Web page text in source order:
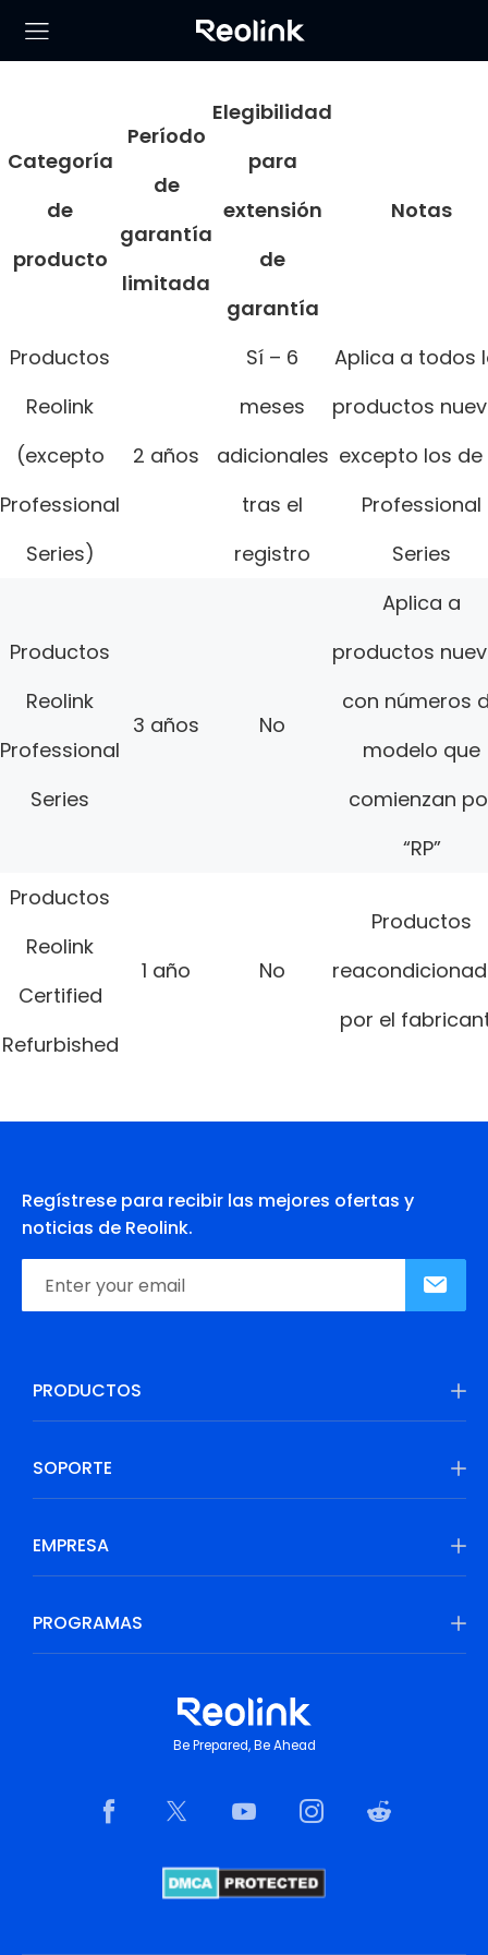
Categoría
de
producto
Período
de
garantía
limitada
Elegibilidad
para
extensión
de
garantía
Notas
Productos
Reolink
(excepto
Professional
Series)
2 años
Sí – 6
meses
adicionales
tras el
registro
Aplica a todos
productos
excepto los de
Professional
Series
Productos
Reolink
Professional
Series
3 años No
Aplica a
productos
con números
modelo que
comienzan
“RP”
Productos
Reolink
Certified
Refurbished
1 año No
Productos
por el
Regístrese para recibir las mejores ofertas y
noticias de Reolink.
PRODUCTOS
SOPORTE
EMPRESA
PROGRAMAS
Be Prepared, Be Ahead